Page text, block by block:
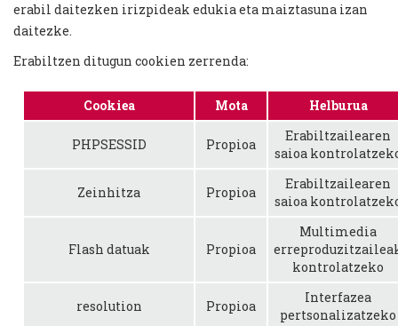
erabil daitezken irizpideak edukia eta maiztasuna izan
daitezke.
Erabiltzen ditugun cookien zerrenda:
Cookiea Mota Helburua
PHPSESSID Propioa
Erabiltzailearen
saioa
Zeinhitza Propioa
Erabiltzailearen
saioa
Flash datuak Propioa
Multimedia
kontrolatzeko
resolution Propioa
Interfazea
pertsonalizatzeko